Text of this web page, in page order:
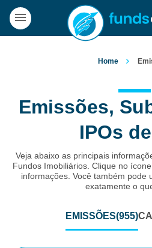
Home
Emissões,
IPOs
Veja abaixo as principais
Fundos Imobiliários. Clique no
informações. Você também pode
exatamente o
EMISSÕES(955)